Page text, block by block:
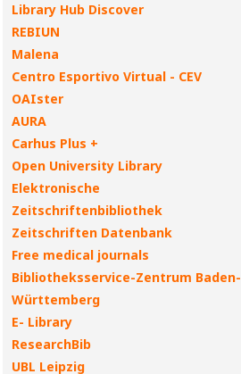
Library Hub Discover
REBIUN
Malena
Centro Esportivo Virtual - CEV
OAIster
AURA
Carhus Plus +
Open University Library
Elektronische
Zeitschriftenbibliothek
Zeitschriften Datenbank
Free medical journals
Bibliotheksservice-Zentrum Baden-
Württemberg
E- Library
ResearchBib
UBL Leipzig